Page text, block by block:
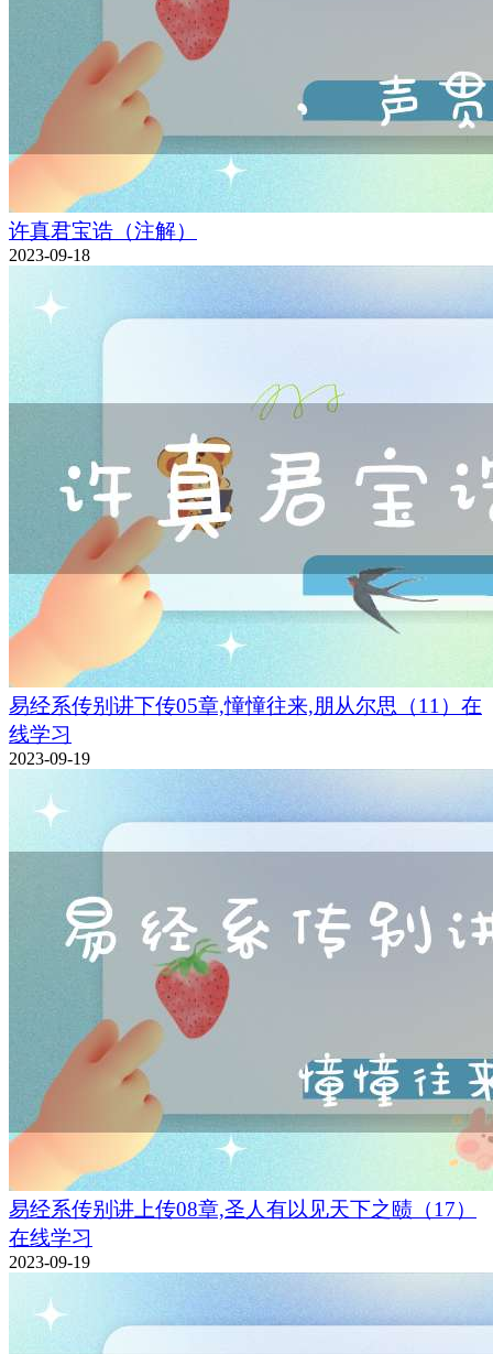
许真君宝诰（注解）
2023-09-18
易经系传别讲下传05章,憧憧往来,朋从尔思（11）在
线学习
2023-09-19
易经系传别讲上传08章,圣人有以见天下之赜（17）
在线学习
2023-09-19